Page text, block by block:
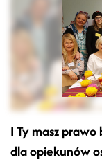
I Ty masz
dla opiekunów